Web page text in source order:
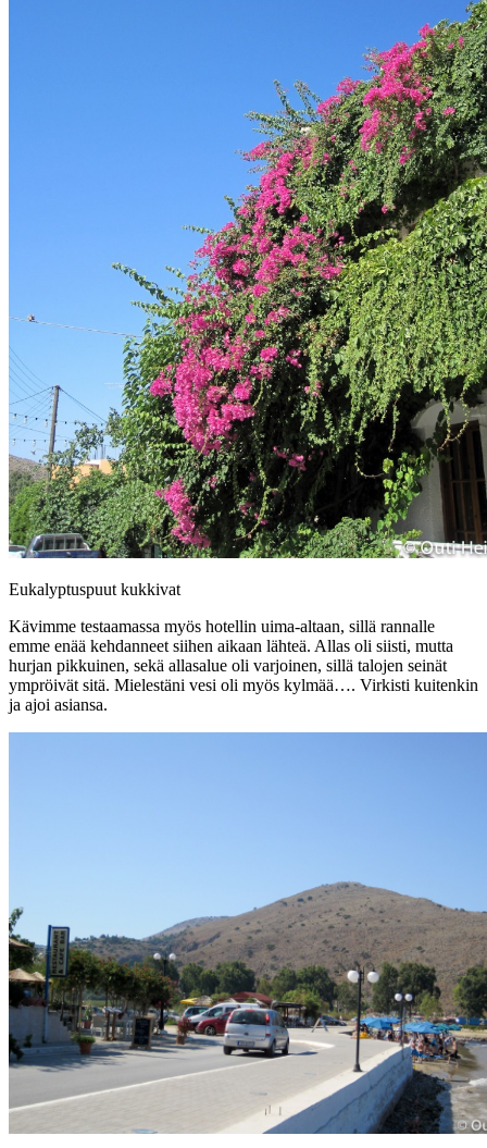
Eukalyptuspuut kukkivat
Kävimme testaamassa myös hotellin uima-altaan, sillä rannalle
emme enää kehdanneet siihen aikaan lähteä. Allas oli siisti, mutta
hurjan pikkuinen, sekä allasalue oli varjoinen, sillä talojen seinät
ympröivät sitä. Mielestäni vesi oli myös kylmää…. Virkisti kuitenkin
ja ajoi asiansa.